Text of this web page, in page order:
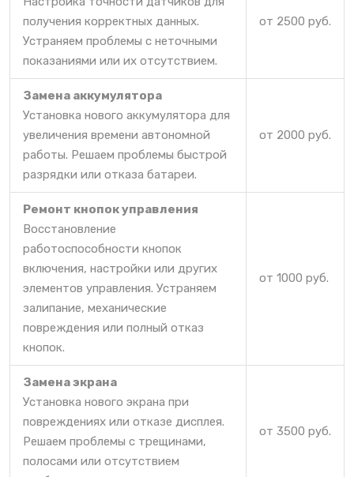
получения корректных данных.
Устраняем проблемы с неточными
показаниями или их отсутствием.
от 2500 руб.
Замена аккумулятора
Установка нового аккумулятора для
увеличения времени автономной
работы. Решаем проблемы быстрой
разрядки или отказа батареи.
от 2000 руб.
Ремонт кнопок управления
Восстановление
работоспособности кнопок
включения, настройки или других
элементов управления. Устраняем
залипание, механические
повреждения или полный отказ
кнопок.
от 1000 руб.
Замена экрана
Установка нового экрана при
повреждениях или отказе дисплея.
Решаем проблемы с трещинами,
полосами или отсутствием
от 3500 руб.